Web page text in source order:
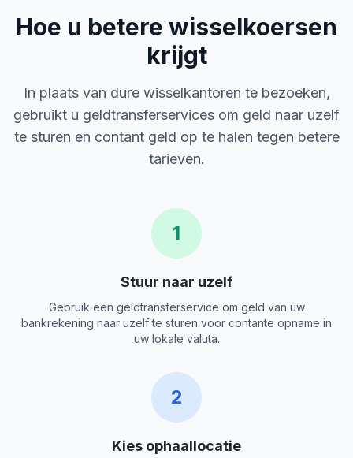
Hoe u betere wisselkoersen
krijgt
In plaats van dure wisselkantoren te bezoeken,
gebruikt u geldtransferservices om geld naar uzelf
te sturen en contant geld op te halen tegen betere
tarieven.
1
Stuur naar uzelf
Gebruik een geldtransferservice om geld van uw
bankrekening naar uzelf te sturen voor contante opname in
uw lokale valuta.
2
Kies ophaallocatie